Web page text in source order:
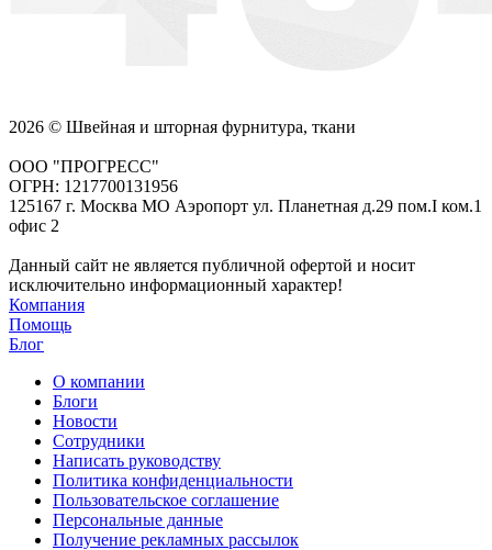
2026 © Швейная и шторная фурнитура, ткани
ООО "ПРОГРЕСС"
ОГРН: 1217700131956
125167 г. Москва МО Аэропорт ул. Планетная д.29 пом.I ком.1
офис 2
Данный сайт не является публичной офертой и носит
исключительно информационный характер!
Компания
Помощь
Блог
О компании
Блоги
Новости
Сотрудники
Написать руководству
Политика конфиденциальности
Пользовательское соглашение
Персональные данные
Получение рекламных рассылок